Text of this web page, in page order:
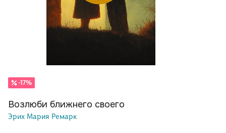
-17%
Возлюби ближнего своего
Эрих Мария Ремарк